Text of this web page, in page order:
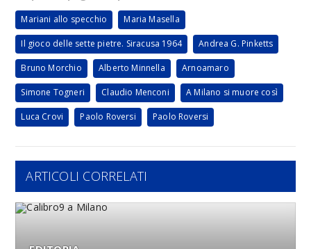
Mariani allo specchio Maria Masella
Il gioco delle sette pietre. Siracusa 1964 Andrea G. Pinketts
Bruno Morchio Alberto Minnella Arnoamaro
Simone Togneri Claudio Menconi A Milano si muore così
Luca Crovi Paolo Roversi Paolo Roversi
ARTICOLI CORRELATI